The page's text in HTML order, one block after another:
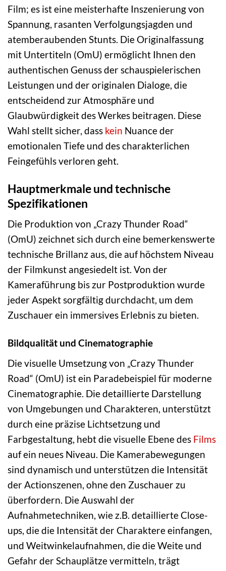
Film; es ist eine meisterhafte Inszenierung von
Spannung, rasanten Verfolgungsjagden und
atemberaubenden Stunts. Die Originalfassung
mit Untertiteln (OmU) ermöglicht Ihnen den
authentischen Genuss der schauspielerischen
Leistungen und der originalen Dialoge, die
entscheidend zur Atmosphäre und
Glaubwürdigkeit des Werkes beitragen. Diese
Wahl stellt sicher, dass kein Nuance der
emotionalen Tiefe und des charakterlichen
Feingefühls verloren geht.
Hauptmerkmale und technische
Spezifikationen
Die Produktion von „Crazy Thunder Road“
(OmU) zeichnet sich durch eine bemerkenswerte
technische Brillanz aus, die auf höchstem Niveau
der Filmkunst angesiedelt ist. Von der
Kameraführung bis zur Postproduktion wurde
jeder Aspekt sorgfältig durchdacht, um dem
Zuschauer ein immersives Erlebnis zu bieten.
Bildqualität und Cinematographie
Die visuelle Umsetzung von „Crazy Thunder
Road“ (OmU) ist ein Paradebeispiel für moderne
Cinematographie. Die detaillierte Darstellung
von Umgebungen und Charakteren, unterstützt
durch eine präzise Lichtsetzung und
Farbgestaltung, hebt die visuelle Ebene des Films
auf ein neues Niveau. Die Kamerabewegungen
sind dynamisch und unterstützen die Intensität
der Actionszenen, ohne den Zuschauer zu
überfordern. Die Auswahl der
Aufnahmetechniken, wie z.B. detaillierte Close-
ups, die die Intensität der Charaktere einfangen,
und Weitwinkelaufnahmen, die die Weite und
Gefahr der Schauplätze vermitteln, trägt